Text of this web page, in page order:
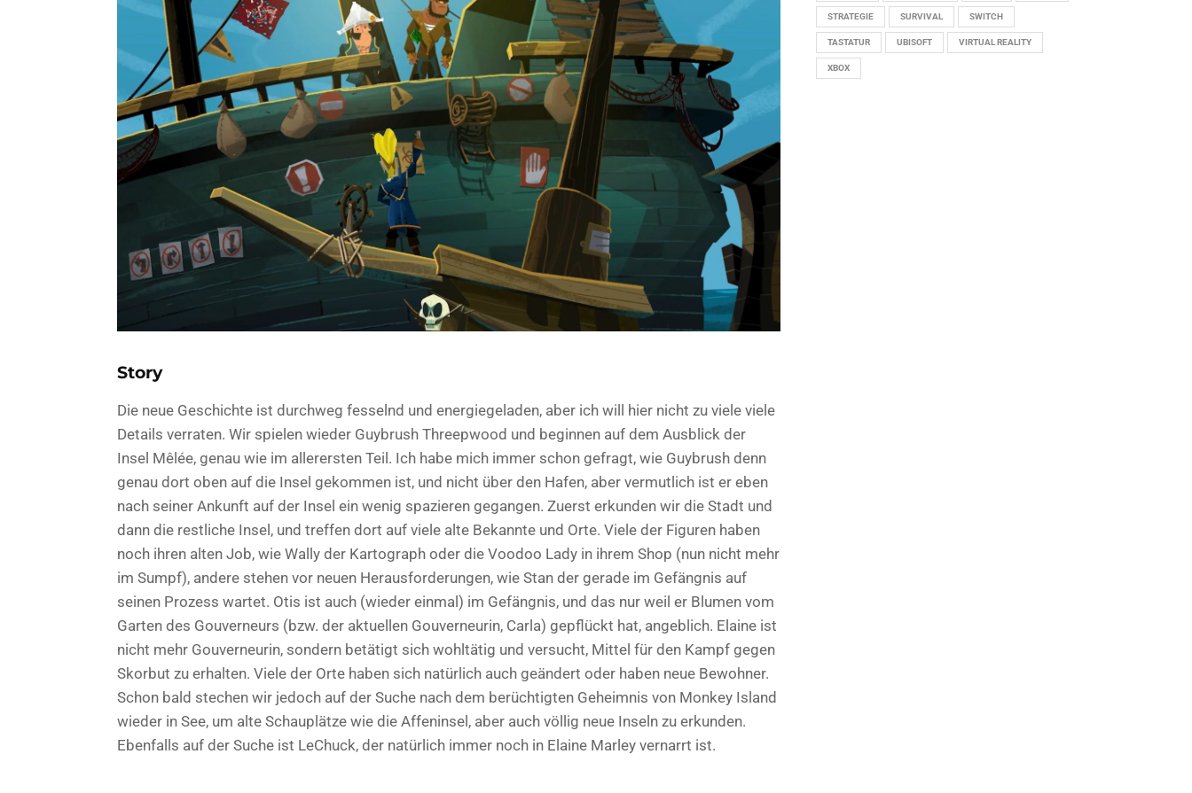
Story
Die neue Geschichte ist durchweg fesselnd und energiegeladen, aber ich will hier nicht zu viele viele
Details verraten. Wir spielen wieder Guybrush Threepwood und beginnen auf dem Ausblick der
Insel Mêlée, genau wie im allerersten Teil. Ich habe mich immer schon gefragt, wie Guybrush denn
genau dort oben auf die Insel gekommen ist, und nicht über den Hafen, aber vermutlich ist er eben
nach seiner Ankunft auf der Insel ein wenig spazieren gegangen. Zuerst erkunden wir die Stadt und
dann die restliche Insel, und treffen dort auf viele alte Bekannte und Orte. Viele der Figuren haben
noch ihren alten Job, wie Wally der Kartograph oder die Voodoo Lady in ihrem Shop (nun nicht mehr
im Sumpf), andere stehen vor neuen Herausforderungen, wie Stan der gerade im Gefängnis auf
seinen Prozess wartet. Otis ist auch (wieder einmal) im Gefängnis, und das nur weil er Blumen vom
Garten des Gouverneurs (bzw. der aktuellen Gouverneurin, Carla) gepflückt hat, angeblich. Elaine ist
nicht mehr Gouverneurin, sondern betätigt sich wohltätig und versucht, Mittel für den Kampf gegen
Skorbut zu erhalten. Viele der Orte haben sich natürlich auch geändert oder haben neue Bewohner.
Schon bald stechen wir jedoch auf der Suche nach dem berüchtigten Geheimnis von Monkey Island
wieder in See, um alte Schauplätze wie die Affeninsel, aber auch völlig neue Inseln zu erkunden.
Ebenfalls auf der Suche ist LeChuck, der natürlich immer noch in Elaine Marley vernarrt ist.
STRATEGIE SURVIVAL SWITCH
TASTATUR UBISOFT VIRTUAL REALITY
XBOX